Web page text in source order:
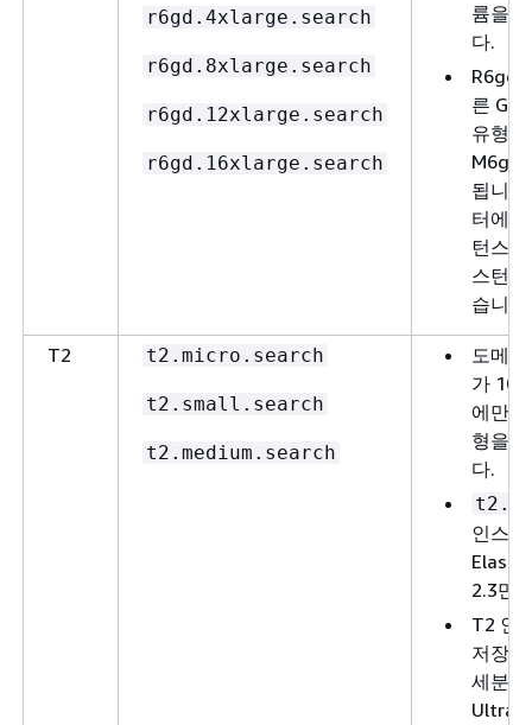
r6gd.4xlarge.search
r6gd.8xlarge.search
r6gd.12xlarge.search
r6gd.16xlarge.search
륨을
다.
R6gd
른
유형
M6g,
됩니
터에
턴스
스턴
습니다.
T2 t2.micro.search
t2.small.search
t2.medium.search
도메
가 10
에만
형을
다.
인스
2.3만
T2 인
저장
세분